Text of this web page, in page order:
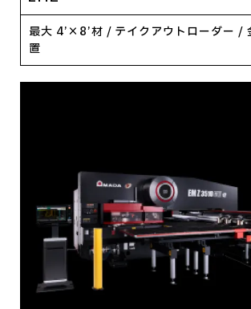
最大 4’×8’材 / テイクアウトローダー /
置